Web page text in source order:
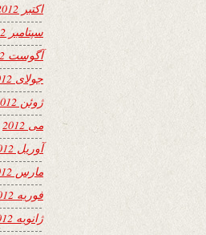
اکتبر 2012
سپتامبر 2012
آگوست 2012
جولای 2012
ژوئن 2012
می 2012
آوریل 2012
مارس 2012
فوریه 2012
ژانویه 2012